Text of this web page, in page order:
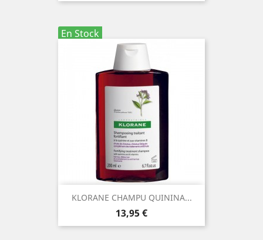
En Stock
KLORANE CHAMPU QUININA...
Precio
13,95 €